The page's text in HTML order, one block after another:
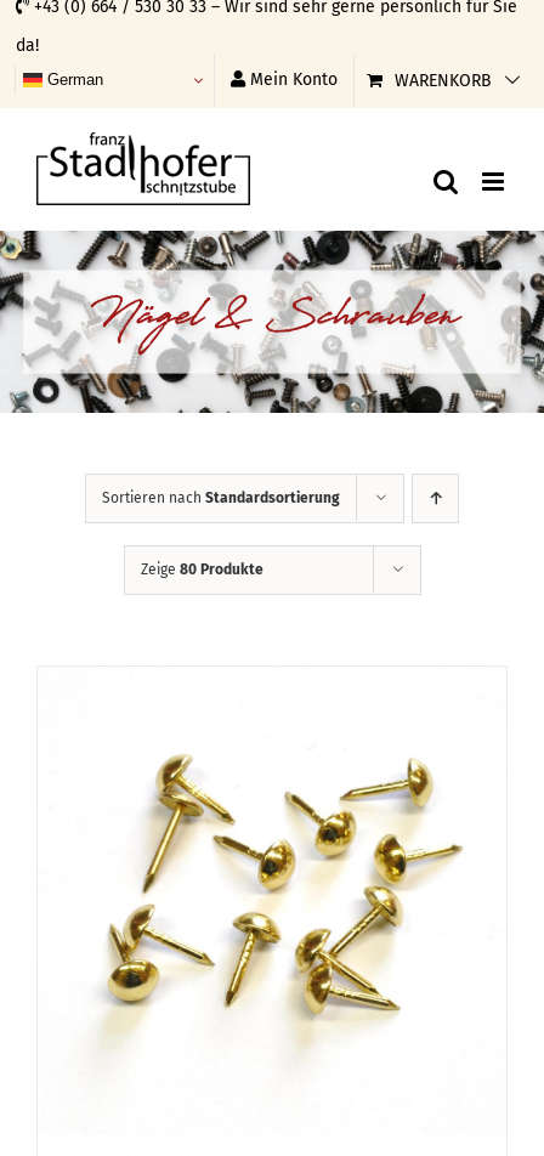
Skip
to
content
+43 (0) 664 / 530 30 33 – Wir sind sehr gerne persönlich für Sie
da!
German Mein Konto WARENKORB
Nägel & Schrauben
Sortieren nach Standardsortierung
Zeige 80 Produkte